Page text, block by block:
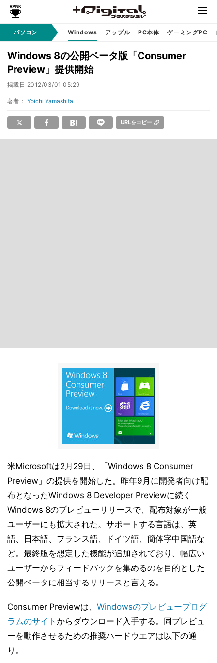
パソコン Windows アップル PC本体 ゲーミングPC
Windows 8の公開ベータ版「Consumer
Preview」提供開始
掲載日 2012/03/01 05:29
著者： Yoichi Yamashita
URLをコピー
米Microsoftは2月29日、「Windows 8 Consumer
Preview」の提供を開始した。昨年9月に開発者向け配
布となったWindows 8 Developer Previewに続く
Windows 8のプレビューリリースで、配布対象が一般
ユーザーにも拡大された。サポートする言語は、英
語、日本語、フランス語、ドイツ語、簡体字中国語な
ど。最終版を想定した機能が追加されており、幅広い
ユーザーからフィードバックを集めるのを目的とした
公開ベータに相当するリリースと言える。
Consumer Previewは、 Windowsのプレビュープログ
ラムのサイト からダウンロード入手する。同プレビュ
ーを動作させるための推奨ハードウエアは以下の通
り。